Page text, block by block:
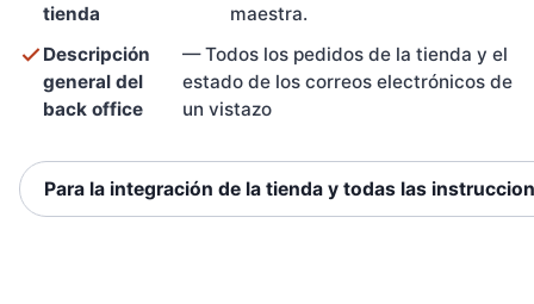
tienda
maestra.
Descripción
general del
back office
— Todos los pedidos de la tienda y el
estado de los correos electrónicos de
un vistazo
Para la integración de la tienda y todas las